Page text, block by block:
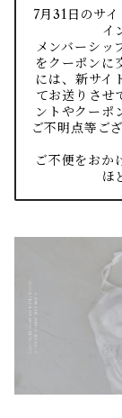
7月31日のサ
イ
メンバーシッ
をクーポンに
には、新サイ
てお送りさせ
ントやクーポ
ご不明点等ご
ご不便をおか
ほ